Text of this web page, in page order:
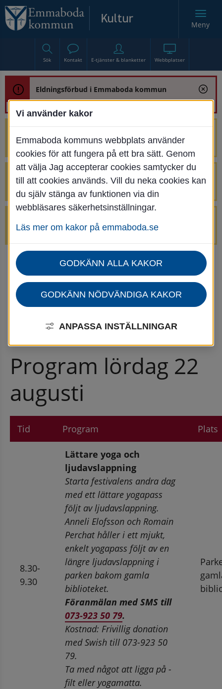
Sök Kontakt E-tjänster & blanketter Webbplatser
Meny
Eldningsförbud i Emmaboda kommun
renoveringen av Bjurbäcksbron
Tillfälliga avstängningar på Centrumtorget
v. 25-34
avstängda.
Startsida Uppleva & göra Göra
Kultur
LIM - Litteratur i Mobergland
Lördag 22 augusti - Kvinnorna i Småland och på Öland
Program lördag 22
augusti
Tid Program Plats
8.30-
9.30
Lättare yoga och
ljudavslappning
Starta festivalens andra dag
med ett lättare yogapass
följt av ljudavslappning.
Anneli Elofsson och Romain
Perchat håller i ett mjukt,
enkelt yogapass följt av en
längre ljudavslappning i
parken bakom gamla
biblioteket.
Föranmälan med SMS till
073-923 50 79.
Kostnad: Frivillig donation
med Swish till 073-923 50
79.
Ta med något att ligga på -
filt eller yogamatta.
Vi använder kakor
Emmaboda kommuns webbplats använder
cookies för att fungera på ett bra sätt. Genom
att välja Jag accepterar cookies samtycker du
till att cookies används. Vill du neka cookies kan
du själv stänga av funktionen via din
webbläsares säkerhetsinställningar.
Läs mer om kakor på emmaboda.se
GODKÄNN ALLA KAKOR
GODKÄNN NÖDVÄNDIGA KAKOR
ANPASSA INSTÄLLNINGAR